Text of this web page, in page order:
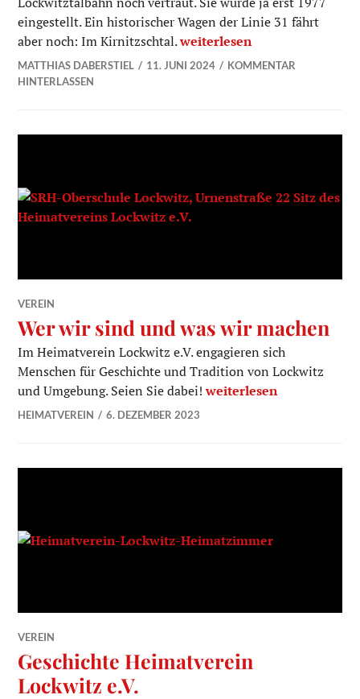
eingestellt. Ein historischer Wagen der Linie 31 fährt
aber noch: Im Kirnitzschtal.Lockwitztalbahn – Ein
weiterlesen
MATTHIAS DABERSTIEL 11. JUNI 2024
KOMMENTAR
HINTERLASSEN
VEREIN
Wer wir sind und was wir machen
Im Heimatverein Lockwitz e.V. engagieren sich
Menschen für Geschichte und Tradition von Lockwitz
und Umgebung. Seien Sie dabei!Wer wir sind und was
weiterlesen
HEIMATVEREIN 6. DEZEMBER 2023
VEREIN
Geschichte Heimatverein
Lockwitz e.V.